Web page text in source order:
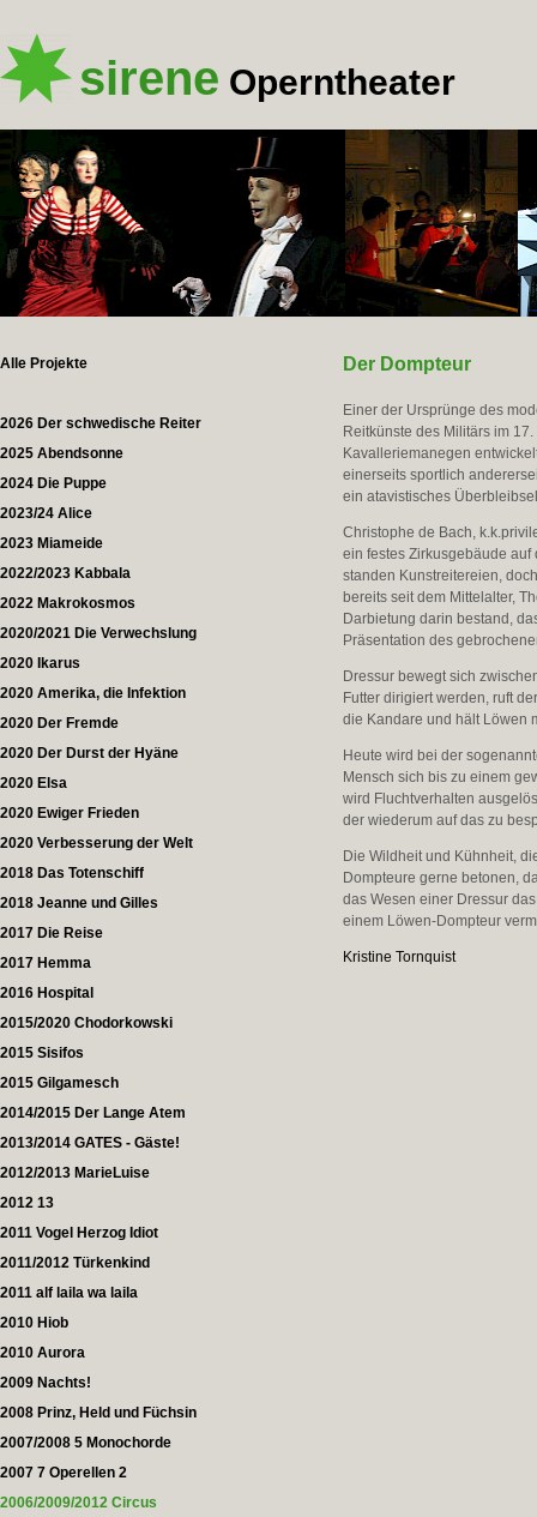
sirene Operntheater
Alle Projekte
2026 Der schwedische Reiter
2025 Abendsonne
2024 Die Puppe
2023/24 Alice
2023 Miameide
2022/2023 Kabbala
2022 Makrokosmos
2020/2021 Die Verwechslung
2020 Ikarus
2020 Amerika, die Infektion
2020 Der Fremde
2020 Der Durst der Hyäne
2020 Elsa
2020 Ewiger Frieden
2020 Verbesserung der Welt
2018 Das Totenschiff
2018 Jeanne und Gilles
2017 Die Reise
2017 Hemma
2016 Hospital
2015/2020 Chodorkowski
2015 Sisifos
2015 Gilgamesch
2014/2015 Der Lange Atem
2013/2014 GATES - Gäste!
2012/2013 MarieLuise
2012 13
2011 Vogel Herzog Idiot
2011/2012 Türkenkind
2011 alf laila wa laila
2010 Hiob
2010 Aurora
2009 Nachts!
2008 Prinz, Held und Füchsin
2007/2008 5 Monochorde
2007 7 Operellen 2
2006/2009/2012 Circus
Der Dompteur
Einer der Ursprünge des
Reitkünste des Militärs im
Kavalleriemanegen
einerseits sportlich
ein atavistisches
Christophe de Bach,
ein festes Zirkusgebäude
standen Kunstreitereien,
bereits seit dem Mittelalter,
Darbietung darin bestand,
Präsentation des
Dressur bewegt sich
Futter dirigiert werden, ruft
die Kandare und hält Löwen
Heute wird bei der
Mensch sich bis zu einem
wird Fluchtverhalten
der wiederum auf das zu
Die Wildheit und Kühnheit,
Dompteure gerne betonen,
das Wesen einer Dressur
einem Löwen-Dompteur
Kristine Tornquist